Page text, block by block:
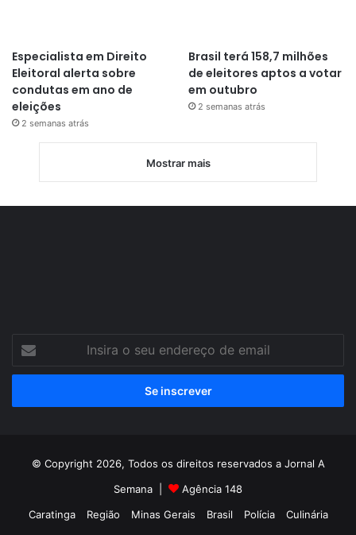
Especialista em Direito
Eleitoral alerta sobre
condutas em ano de
eleições
2 semanas atrás
Brasil terá 158,7 milhões
de eleitores aptos a votar
em outubro
2 semanas atrás
Mostrar mais
seu
de
© Copyright 2026, Todos os direitos reservados a Jornal A
Semana |
Agência 148
Caratinga
Região Minas Gerais Brasil Polícia
Culinária